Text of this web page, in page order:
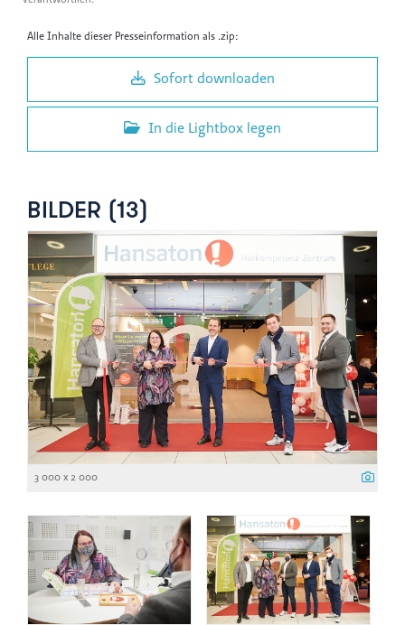
Alle Inhalte dieser Presseinformation als .zip:
Sofort downloaden
In die Lightbox legen
BILDER (13)
3 000 x 2 000